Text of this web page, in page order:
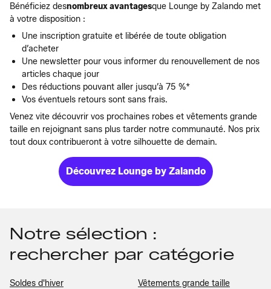
Bénéficiez desnombreux avantagesque Lounge by Zalando met
à votre disposition :
Une inscription gratuite et libérée de toute obligation
d’acheter
Une newsletter pour vous informer du renouvellement de nos
articles chaque jour
Des réductions pouvant aller jusqu’à 75 %*
Vos éventuels retours sont sans frais.
Venez vite découvrir vos prochaines robes et vêtements grande
taille en rejoignant sans plus tarder notre communauté. Nos prix
tout doux contribueront à votre silhouette de demain.
Découvrez Lounge by Zalando
Notre sélection :
rechercher par catégorie
Soldes d'hiver Vêtements grande taille